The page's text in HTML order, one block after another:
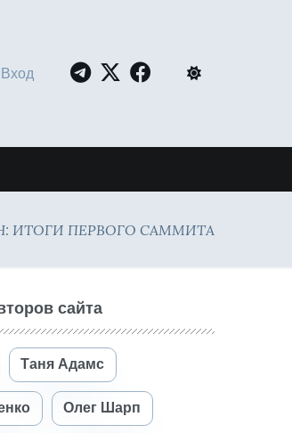
Вход
ИТОГИ ПЕРВОГО САММИТА
сайта
Таня Адамс
Олег Шарп